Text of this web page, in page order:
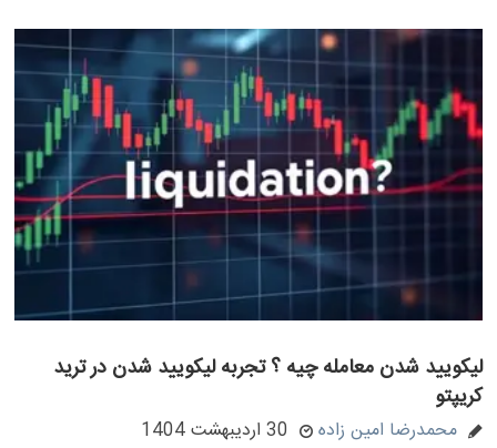
لیکویید شدن معامله چیه ؟ تجربه لیکویید شدن در ترید
کریپتو
محمدرضا امین زاده 30 اردیبهشت 1404